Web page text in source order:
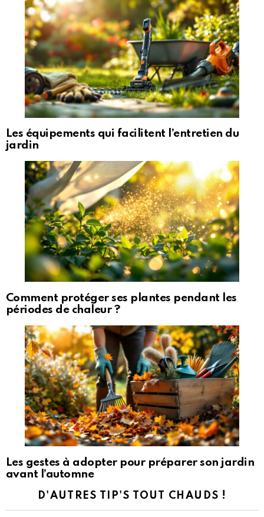
Les équipements qui facilitent l’entretien du
jardin
Comment protéger ses plantes pendant les
périodes de chaleur ?
Les gestes à adopter pour préparer son jardin
avant l’automne
D'AUTRES TIP'S TOUT CHAUDS !